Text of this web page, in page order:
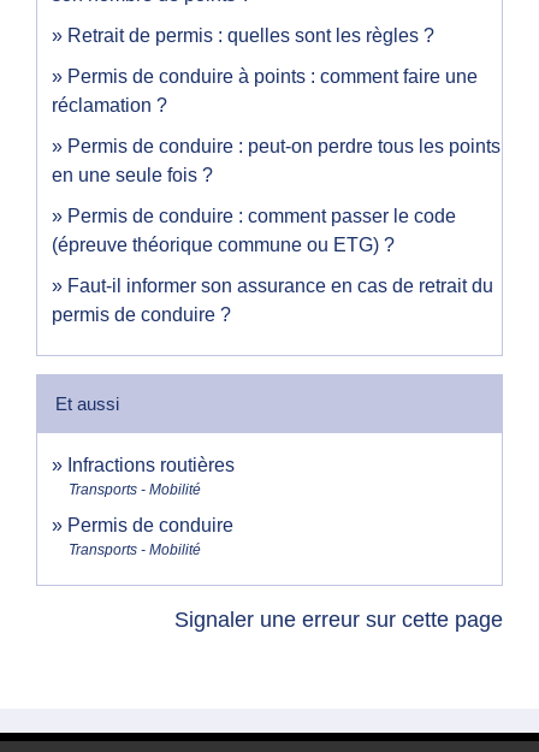
Retrait de permis : quelles sont les règles ?
Permis de conduire à points : comment faire une
réclamation ?
Permis de conduire : peut-on perdre tous les points
en une seule fois ?
Permis de conduire : comment passer le code
(épreuve théorique commune ou ETG) ?
Faut-il informer son assurance en cas de retrait du
permis de conduire ?
Et aussi
Infractions routières
Transports - Mobilité
Permis de conduire
Transports - Mobilité
Signaler une erreur sur cette page